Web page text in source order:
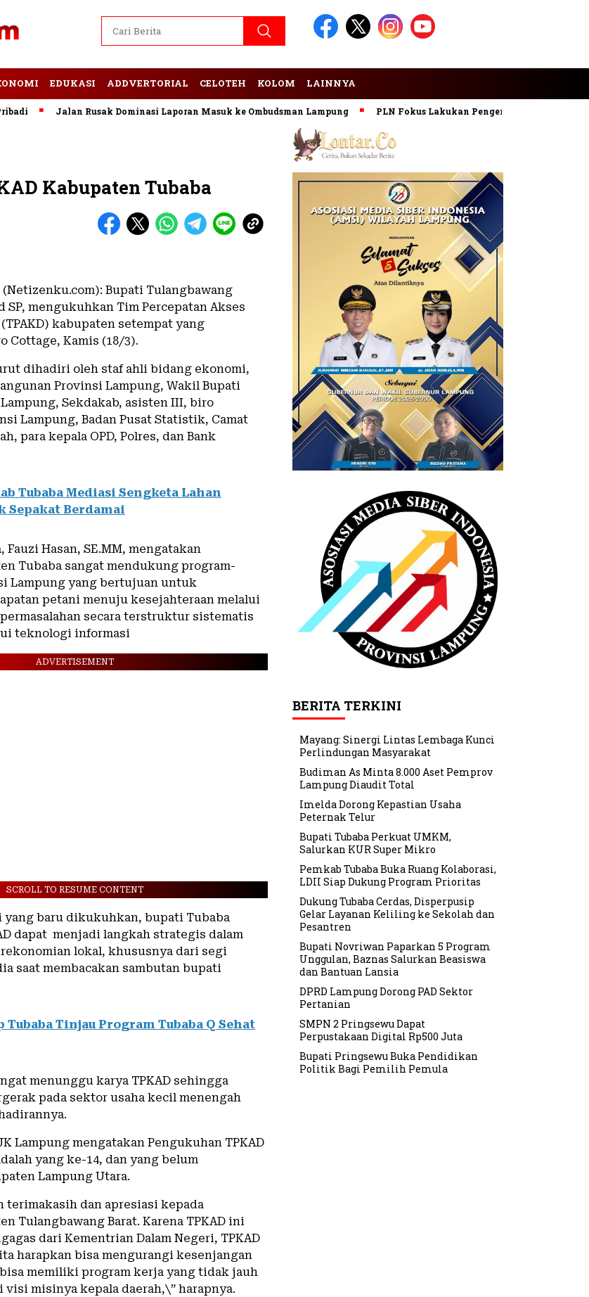
EDUKASI ADDVERTORIAL CELOTEH KOLOM LAINNYA
Jalan Rusak Dominasi Laporan Masuk ke Ombudsman Lampung PLN Fokus Lakukan Pengembangan Pembangkit
Kabupaten Tubaba
(Netizenku.com): Bupati Tulangbawang
SP, mengukuhkan Tim Percepatan Akses
kabupaten setempat yang
Cottage, Kamis (18/3).
dihadiri oleh staf ahli bidang ekonomi,
Provinsi Lampung, Wakil Bupati
Sekdakab, asisten III, biro
Lampung, Badan Pusat Statistik, Camat
para kepala OPD, Polres, dan Bank
Tubaba Mediasi Sengketa Lahan
Sepakat Berdamai
Hasan, SE.MM, mengatakan
Tubaba sangat mendukung program-
Lampung yang bertujuan untuk
petani menuju kesejahteraan melalui
secara terstruktur sistematis
teknologi informasi
ADVERTISEMENT
SCROLL TO RESUME CONTENT
yang baru dikukuhkan, bupati Tubaba
dapat menjadi langkah strategis dalam
lokal, khususnya dari segi
saat membacakan sambutan bupati
Tubaba Tinjau Program Tubaba Q Sehat
menunggu karya TPKAD sehingga
pada sektor usaha kecil menengah
Lampung mengatakan Pengukuhan TPKAD
yang ke-14, dan yang belum
Lampung Utara.
terimakasih dan apresiasi kepada
Tulangbawang Barat. Karena TPKAD ini
dari Kementrian Dalam Negeri, TPKAD
harapkan bisa mengurangi kesenjangan
memiliki program kerja yang tidak jauh
misinya kepala daerah,\” harapnya.
BERITA TERKINI
Mayang: Sinergi Lintas Lembaga Kunci
Perlindungan Masyarakat
Budiman As Minta 8.000 Aset Pemprov
Lampung Diaudit Total
Imelda Dorong Kepastian Usaha
Peternak Telur
Bupati Tubaba Perkuat UMKM,
Salurkan KUR Super Mikro
Pemkab Tubaba Buka Ruang Kolaborasi,
LDII Siap Dukung Program Prioritas
Dukung Tubaba Cerdas, Disperpusip
Gelar Layanan Keliling ke Sekolah dan
Pesantren
Bupati Novriwan Paparkan 5 Program
Unggulan, Baznas Salurkan Beasiswa
dan Bantuan Lansia
DPRD Lampung Dorong PAD Sektor
Pertanian
SMPN 2 Pringsewu Dapat
Perpustakaan Digital Rp500 Juta
Bupati Pringsewu Buka Pendidikan
Politik Bagi Pemilih Pemula